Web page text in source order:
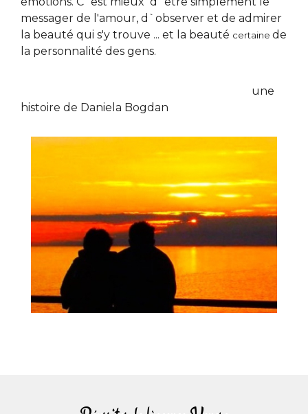
messager de l'amour, d`observer et de admirer
la beauté qui s'y trouve ... et la beauté certaine de
la personnalité des gens.
histoire de Daniela Bogdan